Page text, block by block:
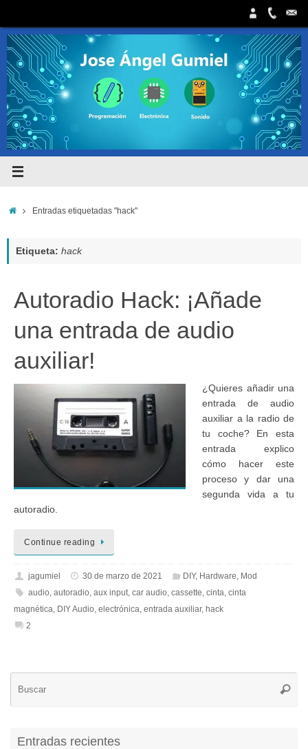
contenido
InicioEntradas etiquetadas "hack"
Etiqueta: hack
Autoradio Hack: ¡Añade
una entrada de audio
auxiliar!
¿Quieres añadir una
entrada de audio
auxiliar a la radio de
tu coche? En esta
entrada explico
cómo hacer este
proceso y dar una
segunda vida a tu
autoradio.
Continue reading
jagumiel 30 de marzo de 2021 DIY, Hardware, Mod
audio, autoradio, aux input, car audio, cassette, cinta, cinta
magnética, DIY Audio, electrónica, entrada auxiliar, hack
2
Entradas recientes